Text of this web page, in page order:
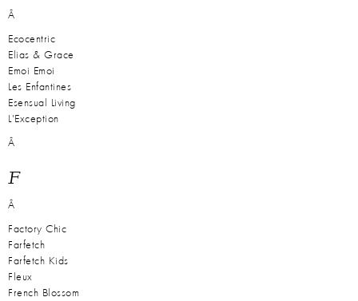
Â
Ecocentric
Elias & Grace
Emoi Emoi
Les Enfantines
Esensual Living
L'Exception
Â
F
Â
Factory Chic
Farfetch
Farfetch Kids
Fleux
French Blossom